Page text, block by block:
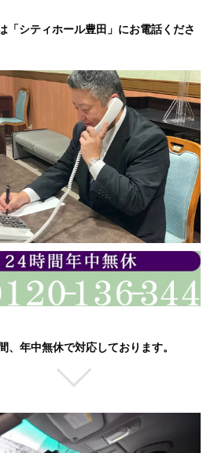
「シティホール豊田」にお電話くださ
、年中無休で対応しております。